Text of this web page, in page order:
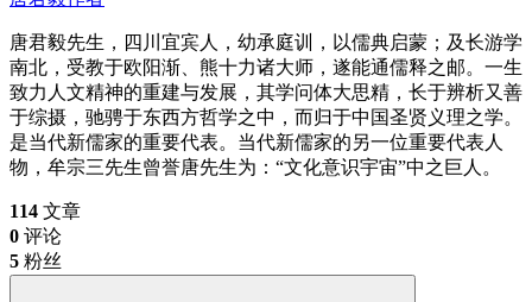
唐君毅先生，四川宜宾人，幼承庭训，以儒典启蒙；及长游学
南北，受教于欧阳渐、熊十力诸大师，遂能通儒释之邮。一生
致力人文精神的重建与发展，其学问体大思精，长于辨析又善
于综摄，驰骋于东西方哲学之中，而归于中国圣贤义理之学。
是当代新儒家的重要代表。当代新儒家的另一位重要代表人
物，牟宗三先生曾誉唐先生为：“文化意识宇宙”中之巨人。
114 文章
0 评论
5 粉丝